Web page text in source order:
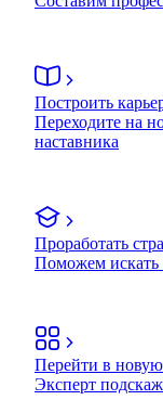
Построить
Переходите на
наставника
Проработать
Поможем искать
Перейти в
Эксперт